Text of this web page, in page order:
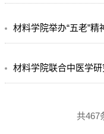
材料学院举办“五老”精神
材料学院联合中医学研究
共467